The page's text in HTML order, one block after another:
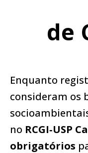
de
Enquanto
consideram os
no RCGI‑USP
obrigatórios